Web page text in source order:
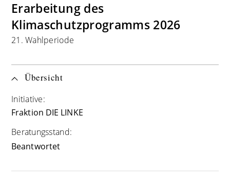
Erarbeitung des
Klimaschutzprogramms 2026
21. Wahlperiode
Übersicht
Initiative:
Fraktion DIE LINKE
Beratungsstand:
Beantwortet